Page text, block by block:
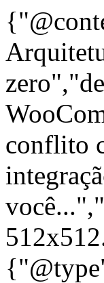
conflito